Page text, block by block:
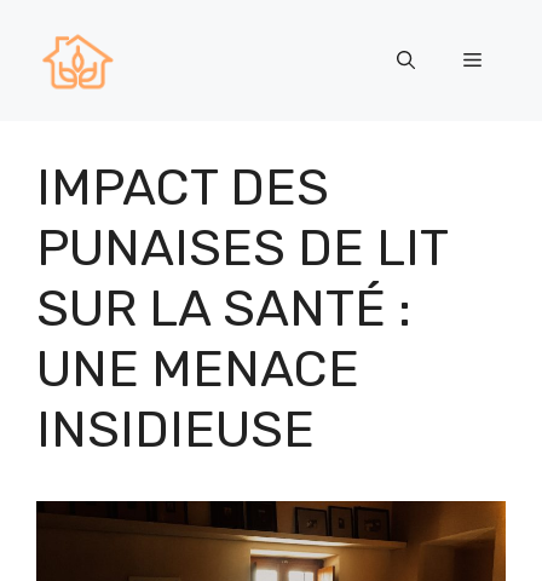
contenu
Menu
IMPACT DES
PUNAISES DE LIT
SUR LA SANTÉ :
UNE MENACE
INSIDIEUSE